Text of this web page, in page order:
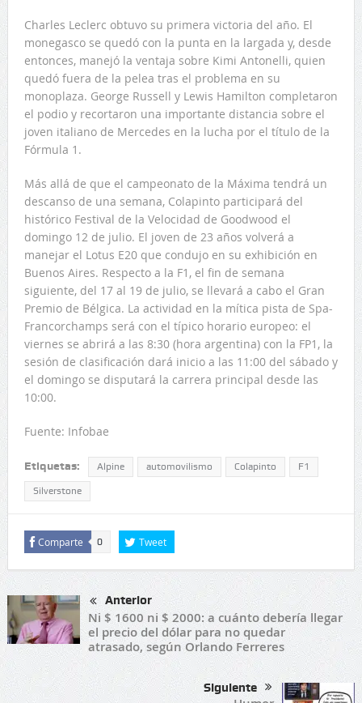
Charles Leclerc obtuvo su primera victoria del año. El
monegasco se quedó con la punta en la largada y, desde
entonces, manejó la ventaja sobre Kimi Antonelli, quien
quedó fuera de la pelea tras el problema en su
monoplaza. George Russell y Lewis Hamilton completaron
el podio y recortaron una importante distancia sobre el
joven italiano de Mercedes en la lucha por el título de la
Fórmula 1.
Más allá de que el campeonato de la Máxima tendrá un
descanso de una semana, Colapinto participará del
histórico Festival de la Velocidad de Goodwood el
domingo 12 de julio. El joven de 23 años volverá a
manejar el Lotus E20 que condujo en su exhibición en
Buenos Aires. Respecto a la F1, el fin de semana
siguiente, del 17 al 19 de julio, se llevará a cabo el Gran
Premio de Bélgica. La actividad en la mítica pista de Spa-
Francorchamps será con el típico horario europeo: el
viernes se abrirá a las 8:30 (hora argentina) con la FP1, la
sesión de clasificación dará inicio a las 11:00 del sábado y
el domingo se disputará la carrera principal desde las
10:00.
Fuente: Infobae
Etiquetas: Alpine automovilismo Colapinto F1
Silverstone
Comparte 0 Tweet
Anterior
Ni $ 1600 ni $ 2000: a cuánto debería llegar
el precio del dólar para no quedar
atrasado, según Orlando Ferreres
Siguiente